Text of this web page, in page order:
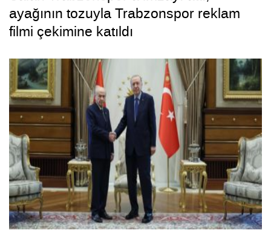
ayağının tozuyla Trabzonspor reklam
filmi çekimine katıldı